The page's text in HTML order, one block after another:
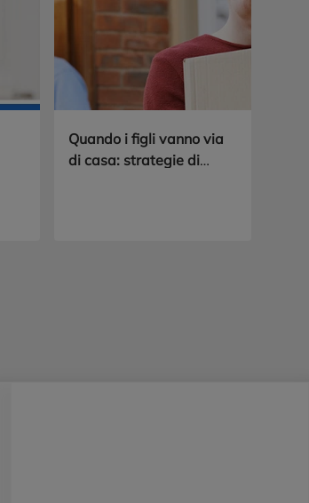
Quando i figli vanno via
di casa: strategie di